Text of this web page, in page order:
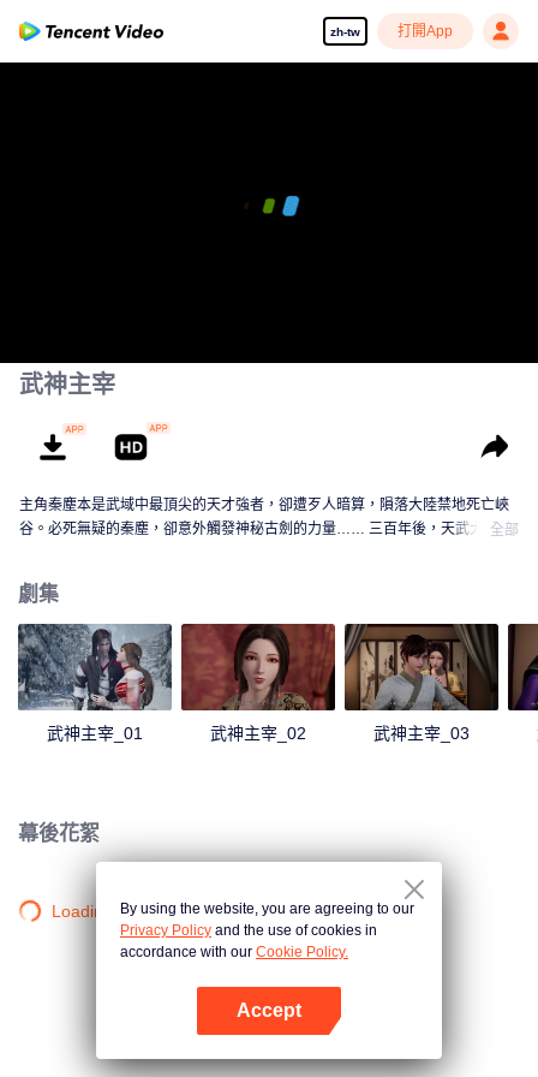
zh-tw 打開App
武神主宰
主角秦塵本是武域中最頂尖的天才強者，卻遭歹人暗算，隕落大陸禁地死亡峽
谷。必死無疑的秦塵，卻意外觸發神秘古劍的力量…… 三百年後，天武大陸偏
寫往日的強者神話，也為了守護自己所愛的一切，秦塵毅然決然扛起維護天下
五國的大任，再度踏上武道之路。
全部
劇集
武神主宰_01 武神主宰_02 武神主宰_03
幕後花絮
Loading…By using the website, you are agreeing to our
Privacy Policy and the use of cookies in
accordance with our Cookie Policy.
Accept